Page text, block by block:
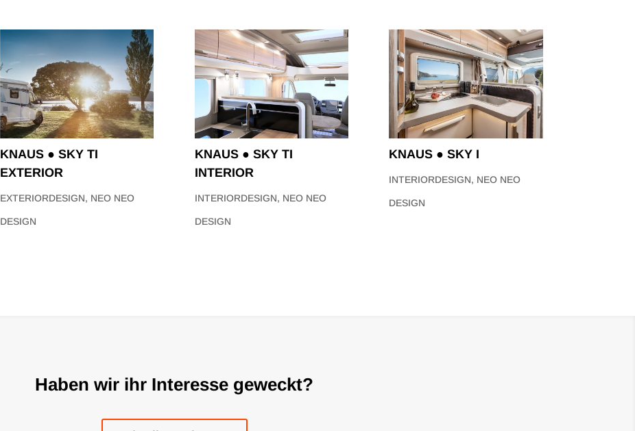
KNAUS ● SKY TI
EXTERIOR
EXTERIORDESIGN, NEO NEO
DESIGN
KNAUS ● SKY TI
INTERIOR
INTERIORDESIGN, NEO NEO
DESIGN
KNAUS ● SKY I
INTERIORDESIGN, NEO NEO
DESIGN
Haben wir ihr Interesse geweckt?